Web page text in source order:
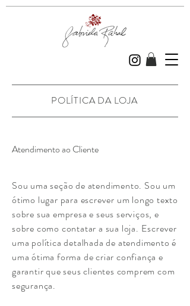
POLÍTICA DA LOJA
Atendimento ao Cliente
Sou uma seção de atendimento. Sou um
ótimo lugar para escrever um longo texto
sobre sua empresa e seus serviços, e
sobre como contatar a sua loja. Escrever
uma política detalhada de atendimento é
uma ótima forma de criar confiança e
garantir que seus clientes comprem com
segurança.